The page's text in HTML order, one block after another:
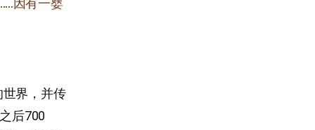
因有一婴
界，并传
后700